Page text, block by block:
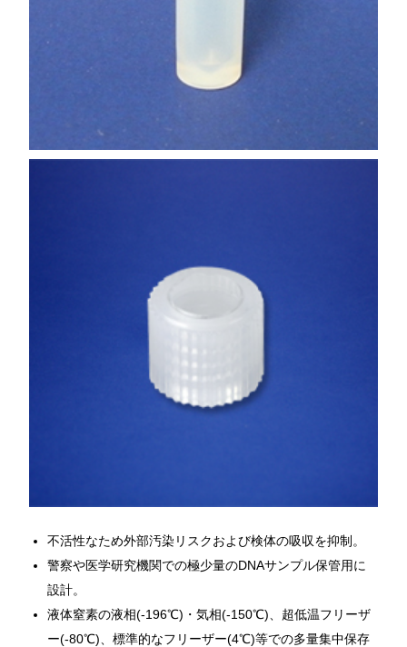
不活性なため外部汚染リスクおよび検体の吸収を抑制。
警察や医学研究機関での極少量のDNAサンプル保管用に
設計。
液体窒素の液相(-196℃)・気相(-150℃)、超低温フリーザ
ー(-80℃)、標準的なフリーザー(4℃)等での多量集中保存